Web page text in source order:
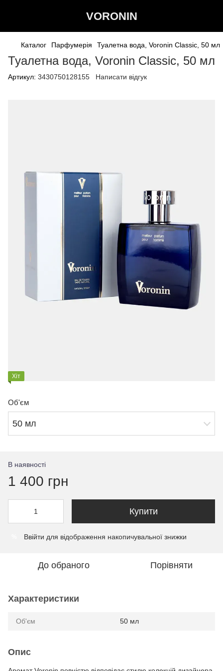
VORONIN
Каталог Парфумерія Туалетна вода, Voronin Classic, 50 мл
Туалетна вода, Voronin Classic, 50 мл
Артикул: 3430750128155 Написати відгук
Хіт
Об'єм
50 мл
В наявності
1 400 грн
Купити
Ввійти для відображення накопичувальної знижки
До обраного Порівняти
Характеристики
Об'єм 50 мл
Опис